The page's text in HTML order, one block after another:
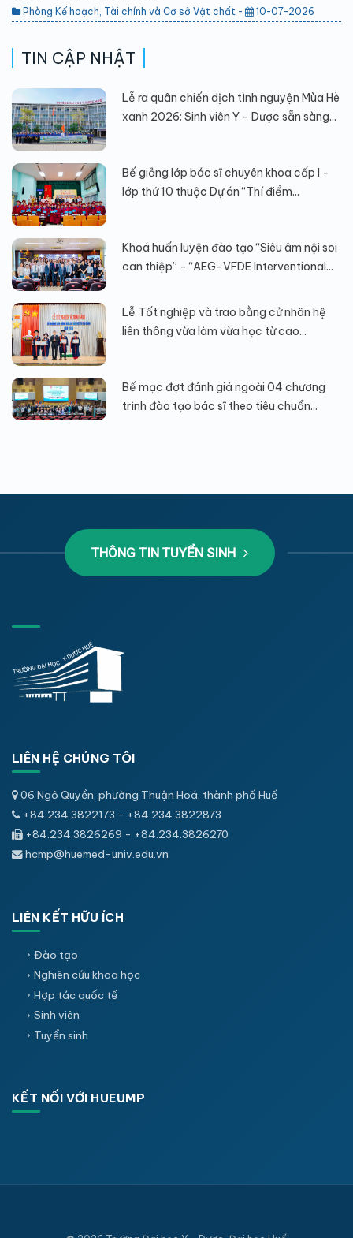
Phòng Kế hoạch, Tài chính và Cơ sở Vật chất - 10-07-2026
TIN CẬP NHẬT
Lễ ra quân chiến dịch tình nguyện Mùa Hè
xanh 2026: Sinh viên Y - Dược sẵn sàng...
Bế giảng lớp bác sĩ chuyên khoa cấp I -
lớp thứ 10 thuộc Dự án “Thí điểm...
Khoá huấn luyện đào tạo “Siêu âm nội soi
can thiệp” - “AEG-VFDE Interventional...
Lễ Tốt nghiệp và trao bằng cử nhân hệ
liên thông vừa làm vừa học từ cao...
Bế mạc đợt đánh giá ngoài 04 chương
trình đào tạo bác sĩ theo tiêu chuẩn...
THÔNG TIN TUYỂN SINH
LIÊN HỆ CHÚNG TÔI
06 Ngô Quyền, phường Thuận Hoá, thành phố Huế
+84.234.3822173 - +84.234.3822873
+84.234.3826269 - +84.234.3826270
hcmp@huemed-univ.edu.vn
LIÊN KẾT HỮU ÍCH
Đào tạo
Nghiên cứu khoa học
Hợp tác quốc tế
Sinh viên
Tuyển sinh
KẾT NỐI VỚI HUEUMP